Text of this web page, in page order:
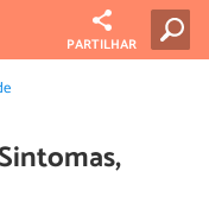
PARTILHAR